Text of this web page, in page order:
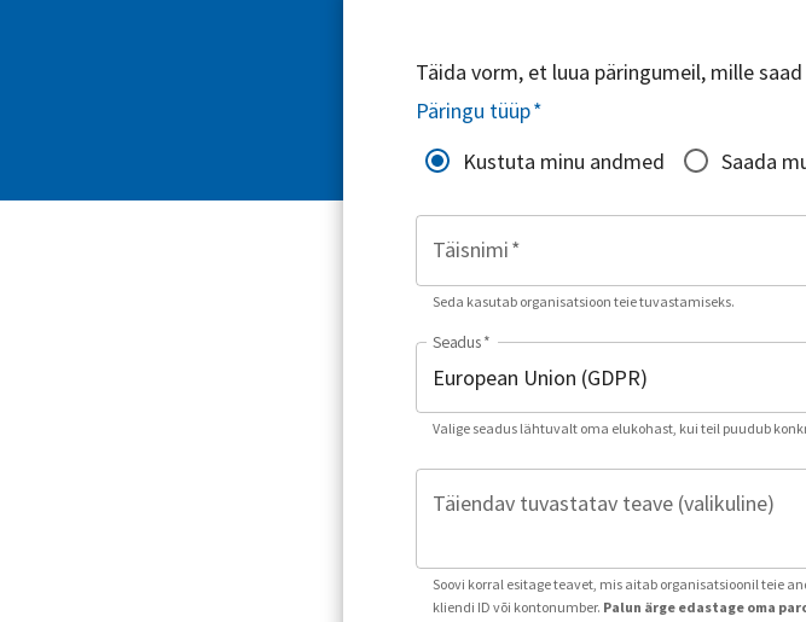
Täida vorm, et luua päringumeil, mille
Päringu tüüp*
Kustuta minu andmed
Saada
Täisnimi*
Seda kasutab organisatsioon teie tuvastamiseks.
Seadus*
Valige seadus lähtuvalt oma elukohast, kui teil puudub
Täiendav tuvastatav teave (valikuline)
Soovi korral esitage teavet, mis aitab organisatsioonil teie
kliendi ID või kontonumber. Palun ärge edastage oma